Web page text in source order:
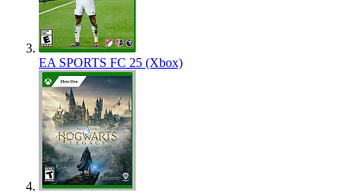
EA SPORTS FC 25 (Xbox)